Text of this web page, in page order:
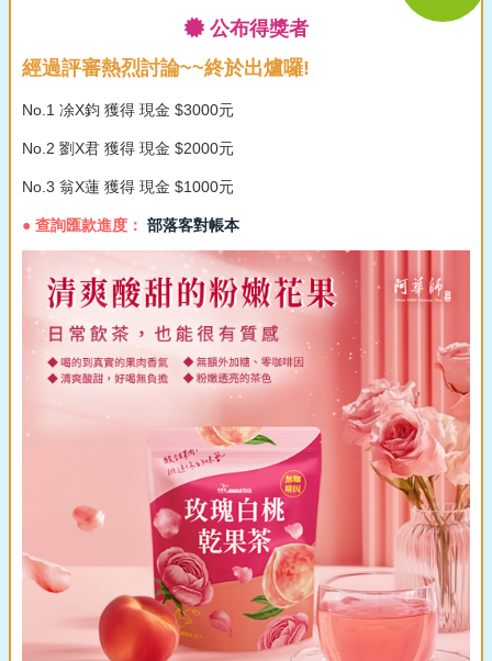
公布得獎者
經過評審熱烈討論~~終於出爐囉!
No.1 凃X鈞 獲得 現金 $3000元
No.2 劉X君 獲得 現金 $2000元
No.3 翁X蓮 獲得 現金 $1000元
● 查詢匯款進度： 部落客對帳本